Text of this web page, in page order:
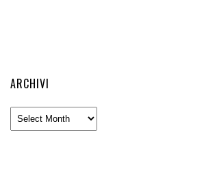
ARCHIVI
Archivi